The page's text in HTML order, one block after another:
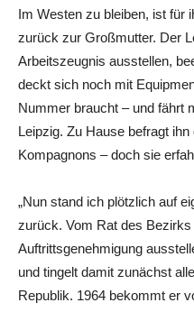
Im Westen zu bleiben, ist für
zurück zur Großmutter. Der
Arbeitszeugnis ausstellen,
deckt sich noch mit
Nummer braucht – und fährt
Leipzig. Zu Hause befragt
Kompagnons – doch sie
„Nun stand ich plötzlich auf
zurück. Vom Rat des
Auftrittsgenehmigung
und tingelt damit zunächst
Republik. 1964 bekommt er